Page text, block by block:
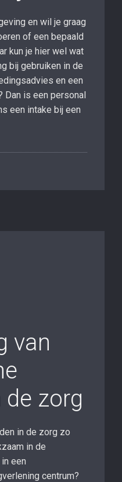
en wil je graag
of een bepaald
kun je hier wel wat
bij gebruiken in de
en een
Dan is een personal
een intake bij een
van
zorg
in de zorg zo
in de
een
centrum?